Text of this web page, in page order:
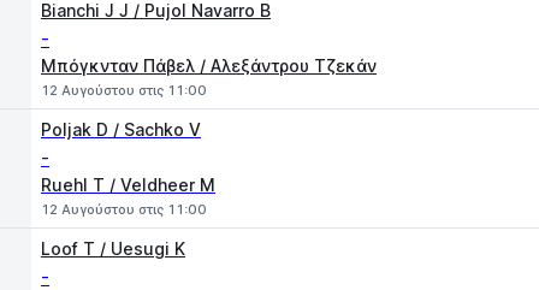
Bianchi J J / Pujol Navarro B
-
Μπόγκνταν Πάβελ / Αλεξάντρου Τζεκάν
12 Αυγούστου στις 11:00
Poljak D / Sachko V
-
Ruehl T / Veldheer M
12 Αυγούστου στις 11:00
Loof T / Uesugi K
-